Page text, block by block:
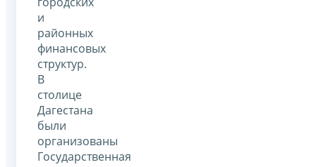
и
районных
финансовых
структур.
В
столице
Дагестана
были
организованы
Государственная